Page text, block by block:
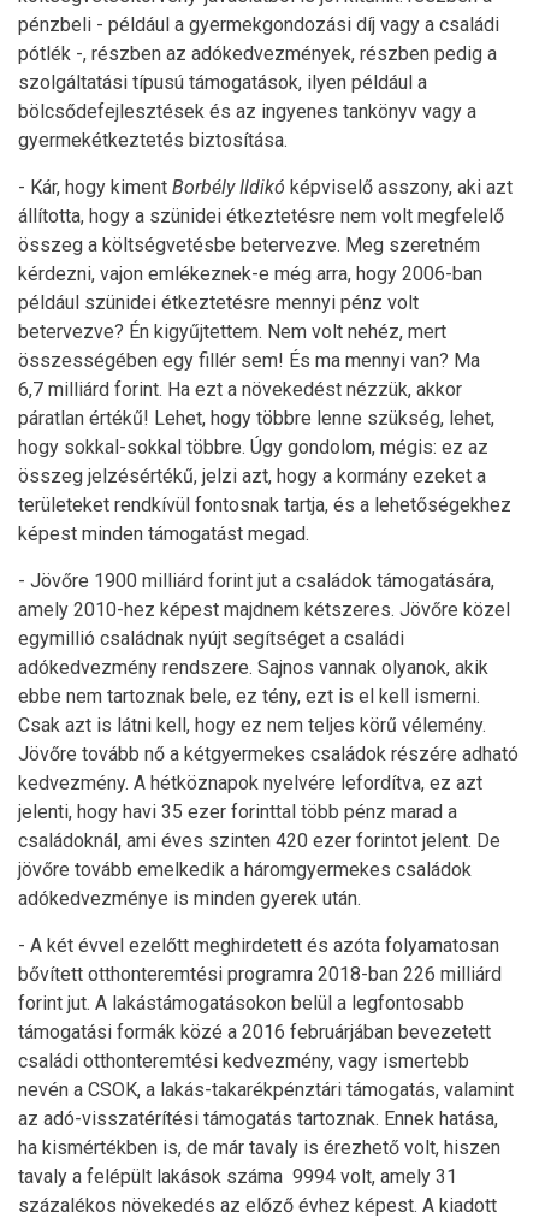
pénzbeli - például a gyermekgondozási díj vagy a családi
pótlék -, részben az adókedvezmények, részben pedig a
szolgáltatási típusú támogatások, ilyen például a
bölcsődefejlesztések és az ingyenes tankönyv vagy a
gyermekétkeztetés biztosítása.
- Kár, hogy kiment Borbély Ildikó képviselő asszony, aki azt
állította, hogy a szünidei étkeztetésre nem volt megfelelő
összeg a költségvetésbe betervezve. Meg szeretném
kérdezni, vajon emlékeznek-e még arra, hogy 2006-ban
például szünidei étkeztetésre mennyi pénz volt
betervezve? Én kigyűjtettem. Nem volt nehéz, mert
összességében egy fillér sem! És ma mennyi van? Ma
6,7 milliárd forint. Ha ezt a növekedést nézzük, akkor
páratlan értékű! Lehet, hogy többre lenne szükség, lehet,
hogy sokkal-sokkal többre. Úgy gondolom, mégis: ez az
összeg jelzésértékű, jelzi azt, hogy a kormány ezeket a
területeket rendkívül fontosnak tartja, és a lehetőségekhez
képest minden támogatást megad.
- Jövőre 1900 milliárd forint jut a családok támogatására,
amely 2010-hez képest majdnem kétszeres. Jövőre közel
egymillió családnak nyújt segítséget a családi
adókedvezmény rendszere. Sajnos vannak olyanok, akik
ebbe nem tartoznak bele, ez tény, ezt is el kell ismerni.
Csak azt is látni kell, hogy ez nem teljes körű vélemény.
Jövőre tovább nő a kétgyermekes családok részére adható
kedvezmény. A hétköznapok nyelvére lefordítva, ez azt
jelenti, hogy havi 35 ezer forinttal több pénz marad a
családoknál, ami éves szinten 420 ezer forintot jelent. De
jövőre tovább emelkedik a háromgyermekes családok
adókedvezménye is minden gyerek után.
- A két évvel ezelőtt meghirdetett és azóta folyamatosan
bővített otthonteremtési programra 2018-ban 226 milliárd
forint jut. A lakástámogatásokon belül a legfontosabb
támogatási formák közé a 2016 februárjában bevezetett
családi otthonteremtési kedvezmény, vagy ismertebb
nevén a CSOK, a lakás-takarékpénztári támogatás, valamint
az adó-visszatérítési támogatás tartoznak. Ennek hatása,
ha kismértékben is, de már tavaly is érezhető volt, hiszen
tavaly a felépült lakások száma 9994 volt, amely 31
százalékos növekedés az előző évhez képest. A kiadott